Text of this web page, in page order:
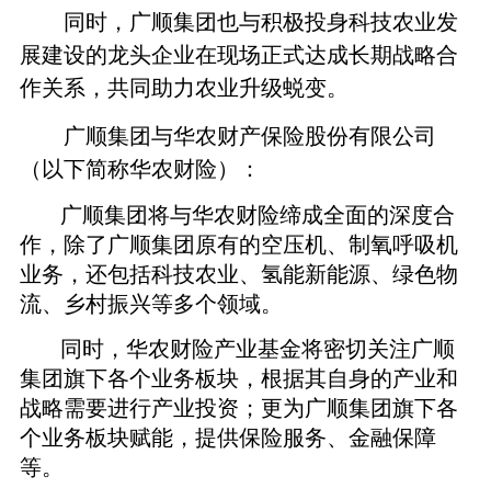
同时，广顺集团也与积极投身科技农业发
展建设的龙头企业在现场正式达成长期战略合
作关系，共同助力农业升级蜕变。
广顺集团与华农财产保险股份有限公司
（以下简称华农财险）：
广顺集团将与华农财险缔成全面的深度合
作，除了广顺集团原有的空压机、制氧呼吸机
业务，还包括科技农业、氢能新能源、绿色物
流、乡村振兴等多个领域。
同时，华农财险产业基金将密切关注广顺
集团旗下各个业务板块，根据其自身的产业和
战略需要进行产业投资；更为广顺集团旗下各
个业务板块赋能，提供保险服务、金融保障
等。